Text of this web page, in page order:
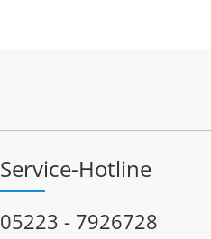
Service-Hotline
05223 - 7926728